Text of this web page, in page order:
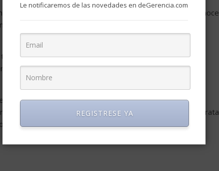
responsable por el destino de su vida, porque desconoce
las decisiones sociales sobre las personas», concluyó
son todas aptitudes que poseemos porque otras
dueños de nosotros mismos, y muchas veces
actos? No, todo lo contrario. Sólo haciéndose
y aprender a convivir con sus problemas. Apenas se trata
tan bien en la vida.
Le notificaremos de las novedades en deGerencia.com
REGISTRESE YA